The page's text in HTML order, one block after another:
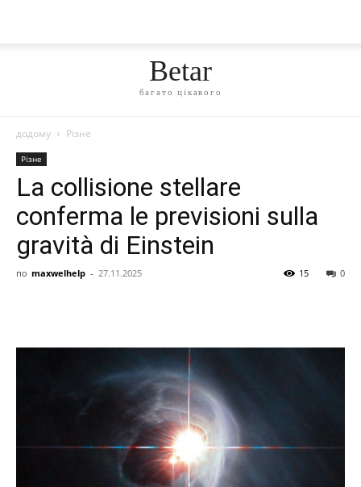
Betar
багато цікавого
додому Різне
Різне
La collisione stellare
conferma le previsioni sulla
gravità di Einstein
по maxwelhelp - 27.11.2025 0
15